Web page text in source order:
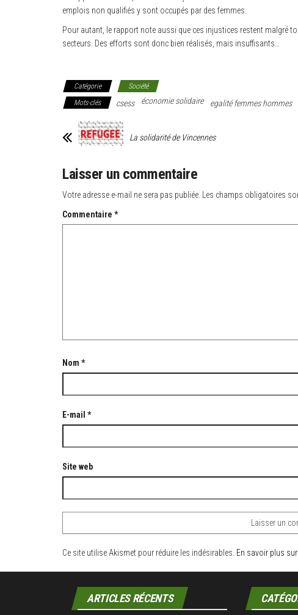
emplois non qualifiés y sont occupés par des femmes.
Pour autant, le rapport note aussi que ces injustices restent malgré
secteurs. Des efforts sont donc bien réalisés, mais insuffisants…
Catégorie
Société
Mots-clés
csess économie solidaire egalité femmes hommes
La solidarité de Vincennes
Laisser un commentaire
Votre adresse e-mail ne sera pas publiée. Les champs obligatoires
Commentaire *
Nom *
E-mail *
Site web
Ce site utilise Akismet pour réduire les indésirables. En savoir plus
ARTICLES RÉCENTS